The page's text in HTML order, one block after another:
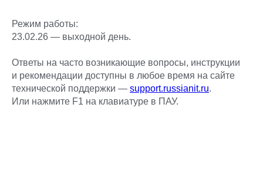
Режим работы:
23.02.26 — выходной день.
Ответы на часто возникающие вопросы, инструкции
и рекомендации доступны в любое время на сайте
технической поддержки — support.russianit.ru.
Или нажмите F1 на клавиатуре в ПАУ.